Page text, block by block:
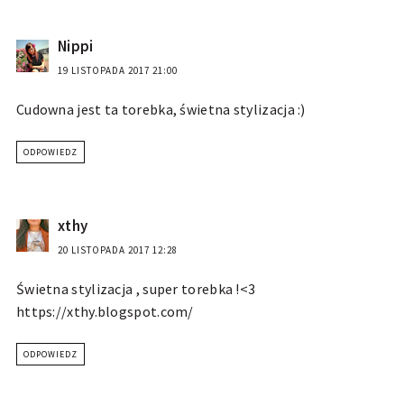
Nippi
19 LISTOPADA 2017 21:00
Cudowna jest ta torebka, świetna stylizacja :)
ODPOWIEDZ
xthy
20 LISTOPADA 2017 12:28
Świetna stylizacja , super torebka !<3
https://xthy.blogspot.com/
ODPOWIEDZ